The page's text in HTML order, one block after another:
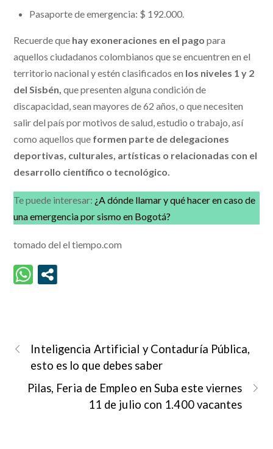
Pasaporte de emergencia: $ 192.000.
Recuerde que hay exoneraciones en el pagopara
aquellos ciudadanos colombianos que se encuentren en el
territorio nacional y estén clasificados en los niveles 1 y 2
del Sisbén, que presenten alguna condición de
discapacidad, sean mayores de 62 años, o que necesiten
salir del país por motivos de salud, estudio o trabajo, así
como aquellos que formen parte de delegaciones
deportivas, culturales, artísticas o relacionadas con el
desarrollo científico o tecnológico.
Te puede interesar: ¿A dónde llamar y qué hacer en caso de
una emergencia por sismo en Bogotá?
tomado del el tiempo.com
Inteligencia Artificial y Contaduría Pública,
esto es lo que debes saber
Pilas, Feria de Empleo en Suba este viernes
11 de julio con 1.400 vacantes